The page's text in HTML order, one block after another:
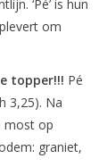
‘Pé’ is hun
om
topper!!! Pé
3,25). Na
most op
graniet,